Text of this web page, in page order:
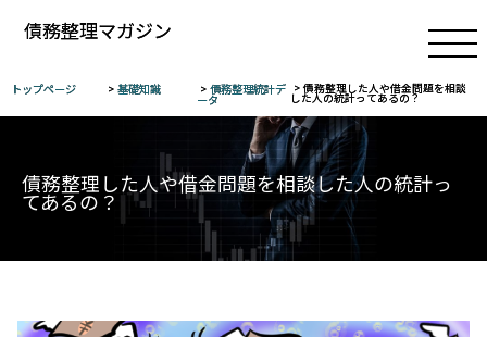
債務整理マガジン
トップページ 基礎知識 債務整理統計デ
ータ
債務整理した人や借金問題を相談
した人の統計ってあるの？
債務整理した人や借金問題を相談した人の統計っ
てあるの？
基
礎
知